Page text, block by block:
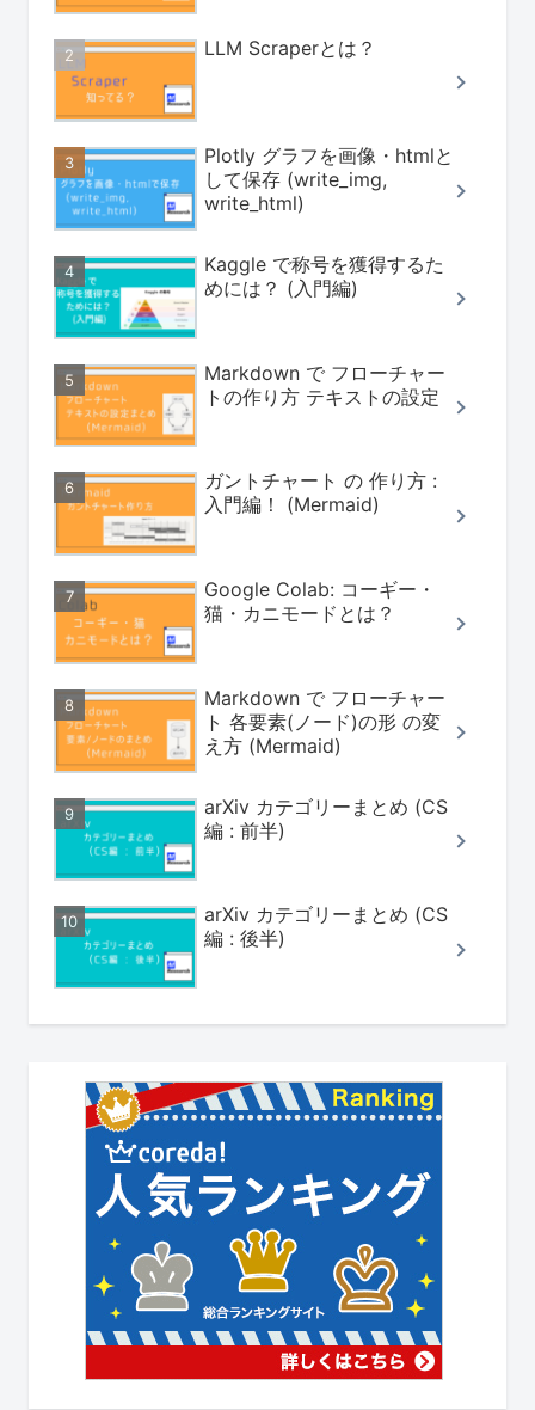
LLM Scraperとは？
Plotly グラフを画像・htmlと
して保存 (write_img,
write_html)
Kaggle で称号を獲得するた
めには？ (入門編)
Markdown で フローチャー
トの作り方 テキストの設定
ガントチャート の 作り方 :
入門編！ (Mermaid)
Google Colab: コーギー・
猫・カニモードとは？
Markdown で フローチャー
ト 各要素(ノード)の形 の変
え方 (Mermaid)
arXiv カテゴリーまとめ (CS
編 : 前半)
arXiv カテゴリーまとめ (CS
編 : 後半)